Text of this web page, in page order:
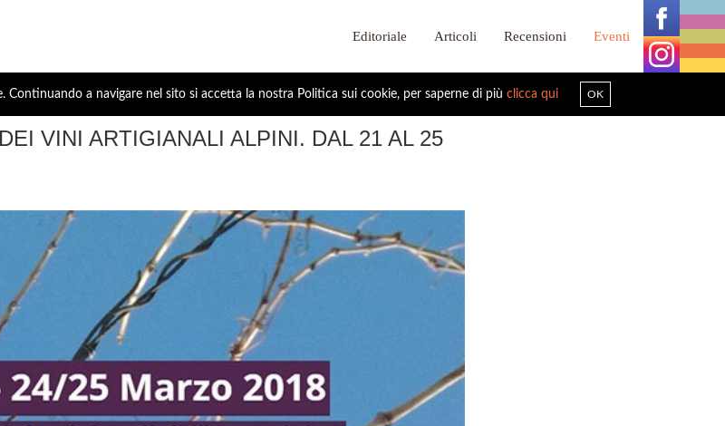
Continuando a navigare nel sito si accetta la nostra Politica sui cookie, per saperne di più clicca qui OK
Editoriale Articoli Recensioni Eventi
VINI ARTIGIANALI ALPINI. DAL 21 AL 25